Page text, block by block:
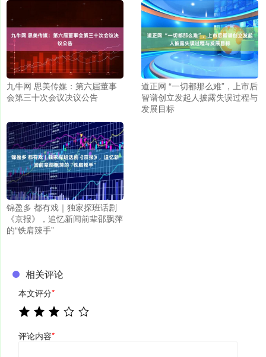
九牛网 思美传媒：第六届董事
会第三十次会议决议公告
道正网 “一切都那么难”，上市后
智谱创立发起人披露失误过程与
发展目标
锦盈多 都有戏｜独家探班话剧
《京报》，追忆新闻前辈邵飘萍
的“铁肩辣手”
相关评论
本文评分*
评论内容*